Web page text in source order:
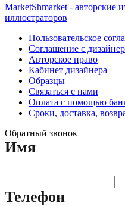
MarketShmarket - авторские
иллюстраторов
Пользовательское
Соглашение с
Авторское право
Кабинет дизайнера
Образцы
Связаться с нами
Оплата с помощью
Сроки, доставка,
Обратный звонок
Имя
Телефон